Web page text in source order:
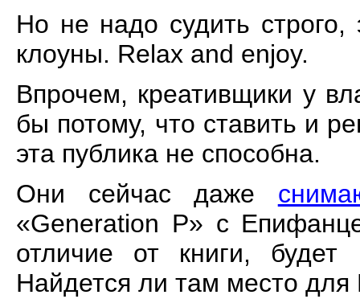
Но не надо судить
клоуны. Relax and enjoy.
Впрочем, креативщики у
бы потому, что ставить и
эта публика не способна.
Они сейчас даже
«Generation P» с
отличие от книги,
Найдется ли там место